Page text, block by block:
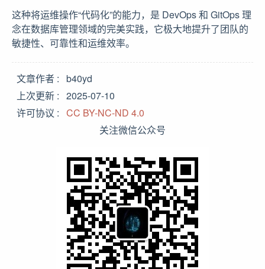
这种将运维操作“代码化”的能力，是 DevOps 和 GitOps 理
念在数据库管理领域的完美实践，它极大地提升了团队的
敏捷性、可靠性和运维效率。
文章作者
b40yd
上次更新
2025-07-10
许可协议
CC BY-NC-ND 4.0
关注微信公众号